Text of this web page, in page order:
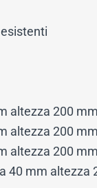
altezza 200
altezza 200
altezza 200
40 mm altezza